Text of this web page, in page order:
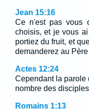
Jean 15:16
Ce n'est pas vous
choisis, et je vous
portiez du fruit, et
demanderez au
Actes 12:24
Cependant la parole
nombre des
Romains 1:13